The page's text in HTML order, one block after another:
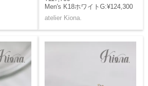
Men's K18ホワイトG:¥124,300
atelier Kiona.